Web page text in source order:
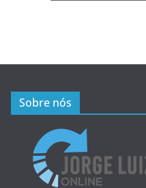
Sobre nós